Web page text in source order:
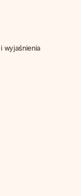
wyjaśnienia